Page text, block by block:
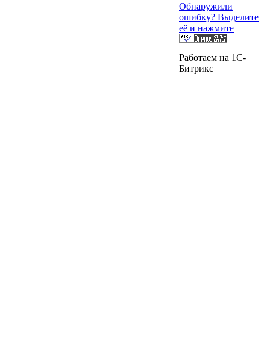
Обнаружили
ошибку? Выделите
её и нажмите
Работаем на 1C-
Битрикс